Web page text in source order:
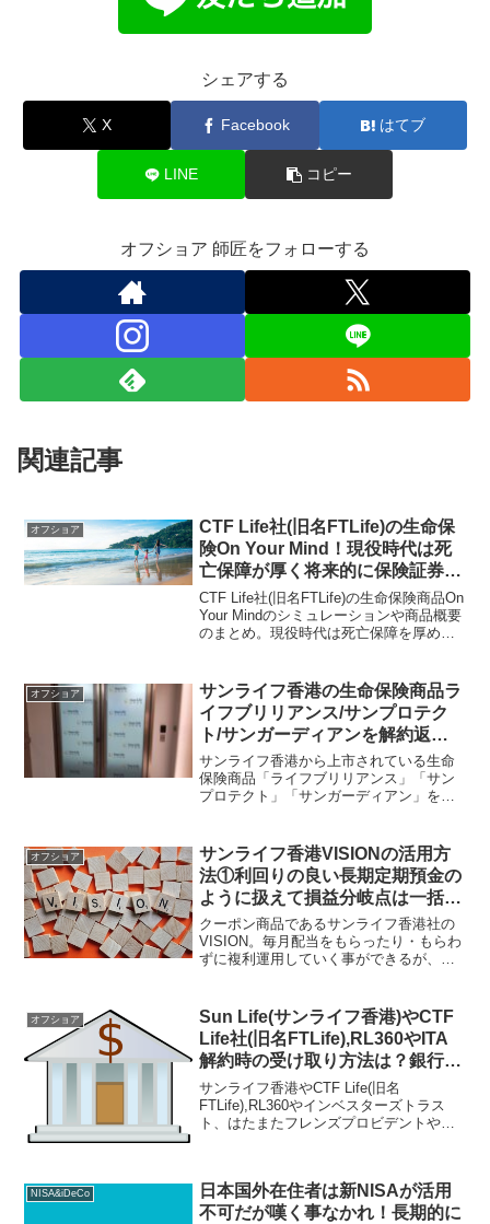
シェアする
X Facebook はてブ
LINE コピー
オフショア 師匠をフォローする
関連記事
オフショア
CTF Life社(旧名FTLife)の生命保
険On Your Mind！現役時代は死
亡保障が厚く将来的に保険証券を
担保に融資=非課税で年金受け取
り可能！
CTF Life社(旧名FTLife)の生命保険商品On
Your Mindのシミュレーションや商品概要
のまとめ。現役時代は死亡保障を厚め
的な商品。融資なので借り入れとなり、
課税対象とはならない。
オフショア
サンライフ香港の生命保険商品ラ
イフブリリアンス/サンプロテク
ト/サンガーディアンを解約返戻
金=貯蓄性と死亡保険金=保障で比
較検証！
サンライフ香港から上市されている生命
保険商品「ライフブリリアンス」「サン
プロテクト」「サンガーディアン」を解
どの商品が合致しているかは正規代理店
に直接連絡して相談してみるべし。
オフショア
サンライフ香港VISIONの活用方
法①利回りの良い長期定期預金の
ように扱えて損益分岐点は一括/2
年払いで12年後！
クーポン商品であるサンライフ香港社の
VISION。毎月配当をもらったり・もらわ
ずに複利運用していく事ができるが、損
る。解約時期も固定化されていないので
扱いやすい。
オフショア
Sun Life(サンライフ香港)やCTF
Life社(旧名FTLife),RL360やITA
解約時の受け取り方法は？銀行口
座への送金や小切手での対応可
能！
サンライフ香港やCTF Life(旧名
FTLife),RL360やインベスターズトラス
ト、はたまたフレンズプロビデントやス
がしっかりしているIFAと契約している事
が重要！
NISA&iDeCo
日本国外在住者は新NISAが活用
不可だが嘆く事なかれ！長期的に